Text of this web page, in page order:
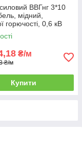
ВВГнг 3*10
мідний,
горючості, 0,6 кВ
₴/м
₴/м
Купити